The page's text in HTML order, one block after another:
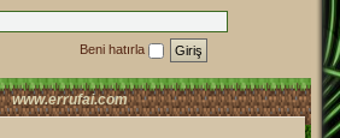
Beni hatırla
www.errufai.com